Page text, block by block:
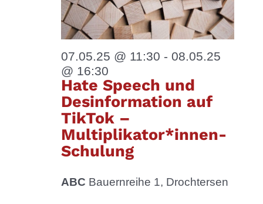
07.05.25 @ 11:30 - 08.05.25
@ 16:30
Hate Speech und
Desinformation auf
TikTok –
Multiplikator*innen-
Schulung
ABC Bauernreihe 1, Drochtersen